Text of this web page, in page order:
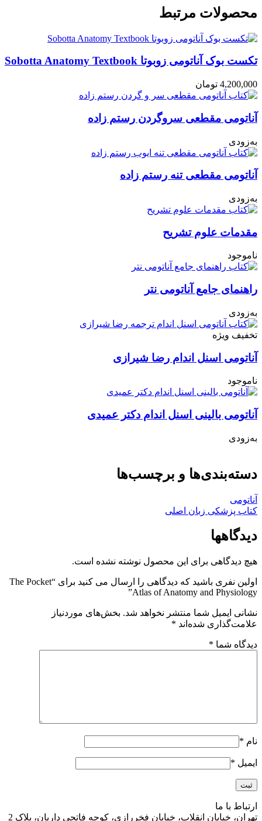
محصولات مرتبط
تکست بوک آناتومی زوبوتا Sobotta Anatomy Textbook
4,200,000 تومان
آناتومی مقطعی سروگردن رستم زاده
به‌زودی
آناتومی مقطعی تنه رستم زاده
به‌زودی
مقدمات علوم تشریح
ناموجود
راهنمای جامع آناتومی نتر
به‌زودی
تخفیف ویژه
آناتومی اسنل اندام رضا شیرازی
ناموجود
آناتومی بالینی اسنل اندام دکتر عمیدی
به‌زودی
دسته‌بندی‌ها و برچسب‌ها
آناتومی
کتاب پزشکی زبان اصلی
دیدگاهها
هیچ دیدگاهی برای این محصول نوشته نشده است.
اولین نفری باشید که دیدگاهی را ارسال می کنید برای “The Pocket
Atlas of Anatomy and Physiology”
نشانی ایمیل شما منتشر نخواهد شد. بخش‌های موردنیاز
علامت‌گذاری شده‌اند *
دیدگاه شما *
نام *
ایمیل *
ارتباط با ما
تهران، خیابان انقلاب، خیابان فخررازی، کوچه فاتحی داریان، پلاک 2